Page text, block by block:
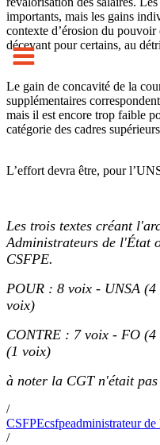
importants, mais les gains
contexte d’érosion du
décevant pour certains, au
Le gain de concavité de la
supplémentaires
mais il est encore trop faible
catégorie des cadres
L’effort devra être, pour
Les trois textes créant
Administrateurs de l'État
CSFPE.
POUR : 8 voix - UNSA
voix)
CONTRE : 7 voix - FO
(1 voix)
à noter la CGT n'était pas
/
CSFPEcsfpeadministrateur de
/